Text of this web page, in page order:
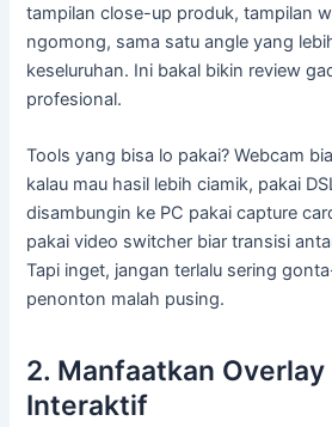
tampilan close-up produk, tampilan
ngomong, sama satu angle yang
keseluruhan. Ini bakal bikin review
profesional.
Tools yang bisa lo pakai? Webcam
kalau mau hasil lebih ciamik, pakai
disambungin ke PC pakai capture
pakai video switcher biar transisi
Tapi inget, jangan terlalu sering
penonton malah pusing.
2. Manfaatkan Overlay
Interaktif